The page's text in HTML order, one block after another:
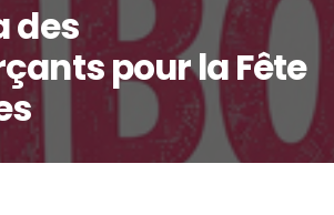
des
pour la Fête